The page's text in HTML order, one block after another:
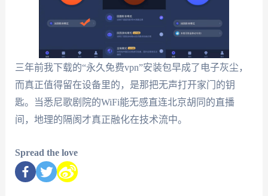
三年前我下载的“永久免费vpn”安装包早成了电子灰尘，
而真正值得留在设备里的，是那把无声打开家门的钥
匙。当悉尼歌剧院的WiFi能无感直连北京胡同的直播
间，地理的隔阂才真正融化在技术流中。
Spread the love